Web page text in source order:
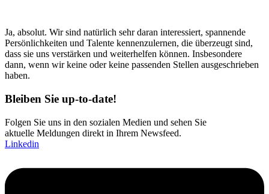
Ja, absolut. Wir sind natürlich sehr daran interessiert, spannende
Persönlichkeiten und Talente kennenzulernen, die überzeugt sind,
dass sie uns verstärken und weiterhelfen können. Insbesondere
dann, wenn wir keine oder keine passenden Stellen ausgeschrieben
haben.
Bleiben Sie up-to-date!
Folgen Sie uns in den sozialen Medien und sehen Sie
aktuelle Meldungen direkt in Ihrem Newsfeed.
Linkedin